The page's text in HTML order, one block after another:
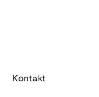
Kontakt